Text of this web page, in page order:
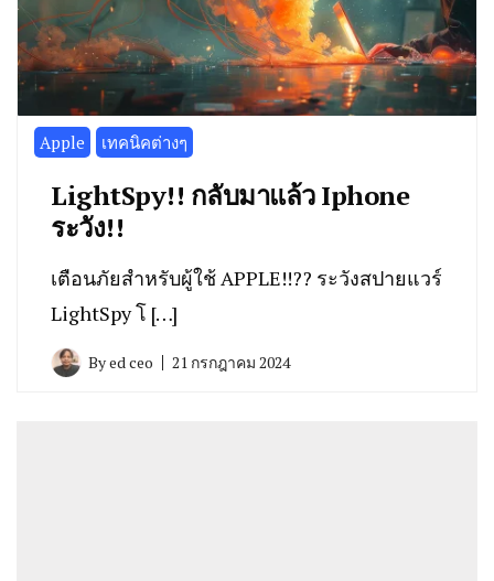
Apple เทคนิคต่างๆ
LightSpy!! กลับมาแล้ว Iphone
ระวัง!!
เตือนภัยสำหรับผู้ใช้ APPLE!!?? ระวังสปายแวร์
LightSpy โ […]
Byed ceo 21 กรกฎาคม 2024